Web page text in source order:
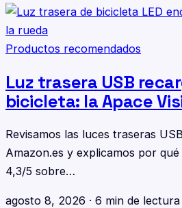
Productos recomendados
Luz trasera USB
bicicleta: la Apace
Revisamos las luces traseras
Amazon.es y explicamos por
4,3/5 sobre…
agosto 8, 2026 · 6 min de lectura